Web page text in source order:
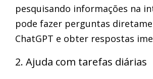
pesquisando informações na
pode fazer perguntas
ChatGPT e obter respostas
2. Ajuda com tarefas diárias